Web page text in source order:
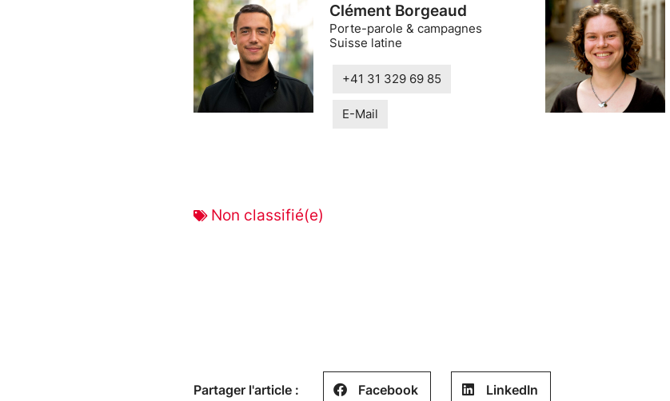
Clément Borgeaud
Porte-parole & campagnes
Suisse latine
+41 31 329 69 85
E-Mail
Non classifié(e)
Partager l'article : Facebook LinkedIn